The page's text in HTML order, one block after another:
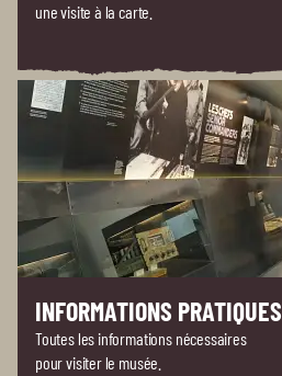
une visite à la carte.
INFORMATIONS PRATIQUES
Toutes les informations nécessaires
pour visiter le musée.